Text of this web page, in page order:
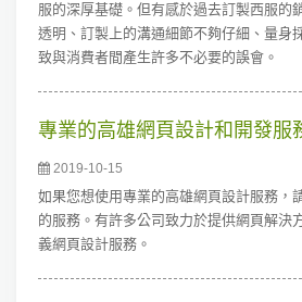
服的深厚基礎。但有感於過去訂製西服的
透明、訂製上的溝通細節不夠仔細、量身
致與消費者間產生許多不必要的誤會。
專業的高雄網頁設計和開發服
2019-10-15
如果您想使用專業的高雄網頁設計服務，
的服務。有許多公司致力於提供網頁解決
義網頁設計服務。